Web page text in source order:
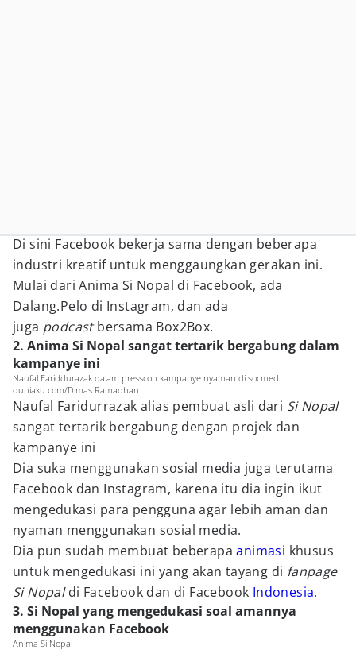
Di sini Facebook bekerja sama dengan beberapa
industri kreatif untuk menggaungkan gerakan ini.
Mulai dari Anima Si Nopal di Facebook, ada
Dalang.Pelo di Instagram, dan ada
juga podcastbersama Box2Box.
2. Anima Si Nopal sangat tertarik bergabung dalam
kampanye ini
Naufal Fariddurazak dalam presscon kampanye nyaman di socmed.
duniaku.com/Dimas Ramadhan
Naufal Faridurrazak alias pembuat asli dari Si Nopal
sangat tertarik bergabung dengan projek dan
kampanye ini
Dia suka menggunakan sosial media juga terutama
Facebook dan Instagram, karena itu dia ingin ikut
mengedukasi para pengguna agar lebih aman dan
nyaman menggunakan sosial media.
Dia pun sudah membuat beberapaanimasi khusus
untuk mengedukasi ini yang akan tayang di fanpage
Si Nopaldi Facebook dan di Facebook Indonesia.
3. Si Nopal yang mengedukasi soal amannya
menggunakan Facebook
Anima Si Nopal